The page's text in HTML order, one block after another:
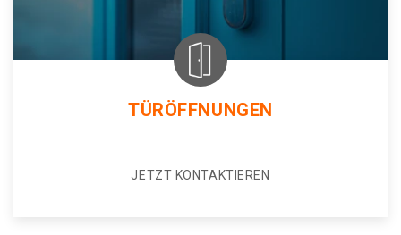
TÜRÖFFNUNGEN
JETZT KONTAKTIEREN